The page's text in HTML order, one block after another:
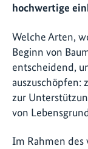
hochwertige
Welche Arten,
Beginn von
entscheidend,
auszuschöpfen:
zur
von
Im Rahmen